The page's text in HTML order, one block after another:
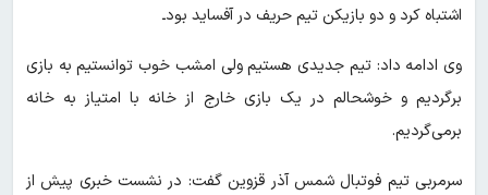
اشتباه کرد و دو بازیکن تیم حریف در آفساید بودـ
وی ادامه داد: تیم جدیدی هستیم ولی امشب خوب توانستیم به بازی
برگردیم و خوشحالم در یک بازی خارج از خانه با امتیاز به خانه
برمی‌گردیم.
سرمربی تیم فوتبال شمس ‌آذر قزوین گفت: در نشست خبری پیش از